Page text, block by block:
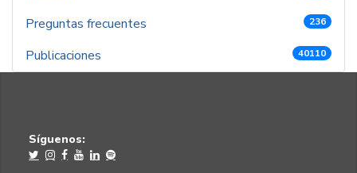
Preguntas frecuentes 236
Publicaciones 40110
Síguenos: